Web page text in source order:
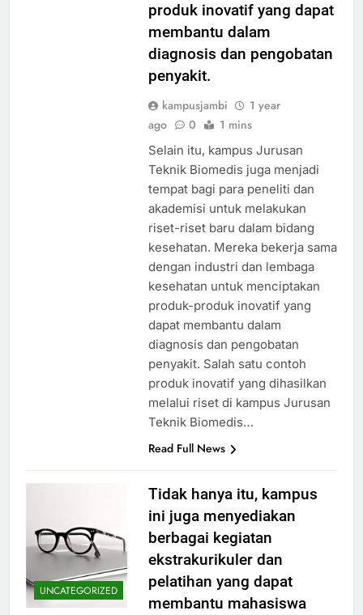
produk inovatif yang dapat
membantu dalam
diagnosis dan pengobatan
penyakit.
kampusjambi
1 year
ago
0 1 mins
Selain itu, kampus Jurusan
Teknik Biomedis juga menjadi
tempat bagi para peneliti dan
akademisi untuk melakukan
riset-riset baru dalam bidang
kesehatan. Mereka bekerja sama
dengan industri dan lembaga
kesehatan untuk menciptakan
produk-produk inovatif yang
dapat membantu dalam
diagnosis dan pengobatan
penyakit. Salah satu contoh
produk inovatif yang dihasilkan
melalui riset di kampus Jurusan
Teknik Biomedis…
Read Full News
UNCATEGORIZED
Tidak hanya itu, kampus
ini juga menyediakan
berbagai kegiatan
ekstrakurikuler dan
pelatihan yang dapat
membantu mahasiswa